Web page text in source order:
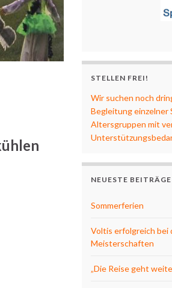
STELLEN FREI!
Wir suchen noch
Begleitung einzelner
Altersgruppen mit
NEUESTE BEITRÄGE
Sommerferien
Voltis erfolgreich bei
Meisterschaften
„Die Reise geht